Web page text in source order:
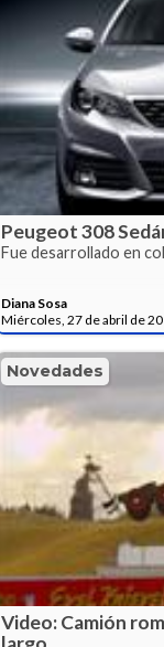
Peugeot 308
Fue desarrollado en
Diana Sosa
Miércoles, 27 de abril de
Novedades
Video: Camión